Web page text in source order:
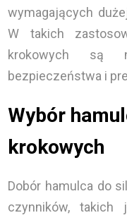
wymagających
W takich
krokowych są
bezpieczeństwa i
Wybór
krokowych
Dobór hamulca do
czynników, takich